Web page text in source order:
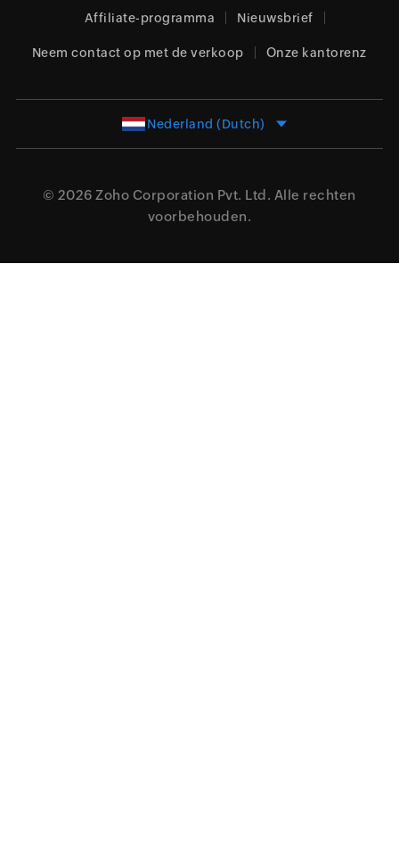
Affiliate-programma Nieuwsbrief
Neem contact op met de verkoop Onze kantorenz
Nederland (Dutch)
© 2026 Zoho Corporation Pvt. Ltd. Alle rechten
voorbehouden.